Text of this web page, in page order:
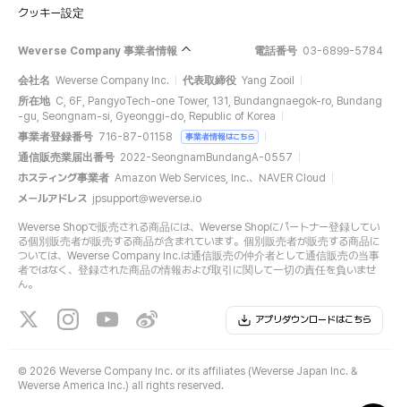
クッキー設定
Weverse Company 事業者情報 電話番号 03-6899-5784
会社名 Weverse Company Inc. 代表取締役 Yang Zooil
所在地 C, 6F, PangyoTech-one Tower, 131, Bundangnaegok-ro, Bundang
-gu, Seongnam-si, Gyeonggi-do, Republic of Korea
事業者登録番号 716-87-01158 事業者情報はこちら
通信販売業届出番号 2022-SeongnamBundangA-0557
ホスティング事業者 Amazon Web Services, Inc.、NAVER Cloud
メールアドレス jpsupport@weverse.io
Weverse Shopで販売される商品には、Weverse Shopにパートナー登録してい
る個別販売者が販売する商品が含まれています。個別販売者が販売する商品に
ついては、Weverse Company Inc.は通信販売の仲介者として通信販売の当事
者ではなく、登録された商品の情報および取引に関して一切の責任を負いませ
ん。
アプリダウンロードはこちら
© 2026 Weverse Company Inc. or its affiliates (Weverse Japan Inc. &
Weverse America Inc.) all rights reserved.